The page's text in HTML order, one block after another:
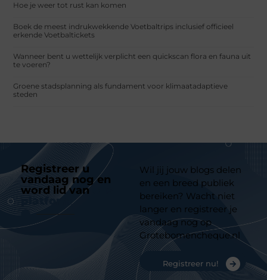
Hoe je weer tot rust kan komen
Boek de meest indrukwekkende Voetbaltrips inclusief officieel
erkende Voetbaltickets
Wanneer bent u wettelijk verplicht een quickscan flora en fauna uit
te voeren?
Groene stadsplanning als fundament voor klimaatadaptieve
steden
Registreer u
vandaag nog en
word lid van
platform
Wil jij jouw blogs delen
en een breed publiek
bereiken? Wacht niet
langer en registreer je
vandaag nog op
Grotebomencheque.nl
Registreer nu!